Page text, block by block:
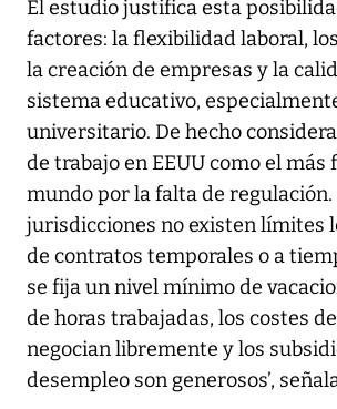
El estudio justifica esta
factores: la flexibilidad laboral,
la creación de empresas y la
sistema educativo,
universitario. De hecho
de trabajo en EEUU como el más
mundo por la falta de regulación.
jurisdicciones no existen límites
de contratos temporales o a
se fija un nivel mínimo de
de horas trabajadas, los costes
negocian libremente y los
desempleo son generosos’,